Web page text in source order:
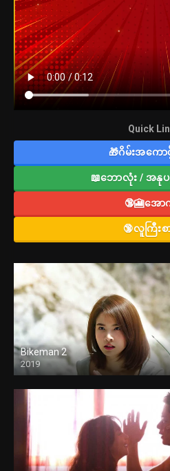
Quick
🎁ဂိမ်းအကော
📖ဘောလုံး / အနု
🔞🎦အော
🔞လူကြီးစ
Bikeman 2
2019